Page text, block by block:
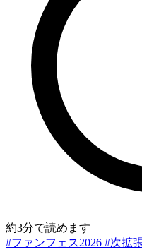
約3分で読めます
#ファンフェス2026 #次拡